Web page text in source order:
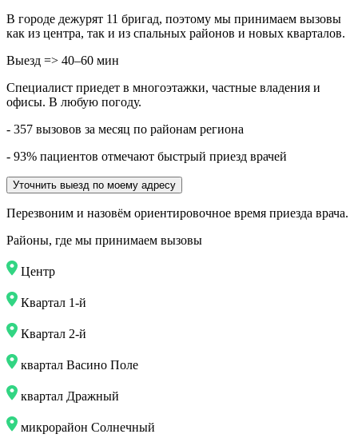
В городе дежурят 11 бригад, поэтому мы принимаем вызовы
как из центра, так и из спальных районов и новых кварталов.
Выезд => 40–60 мин
Специалист приедет в многоэтажки, частные владения и
офисы. В любую погоду.
- 357 вызовов за месяц по районам региона
- 93% пациентов отмечают быстрый приезд врачей
Уточнить выезд по моему адресу
Перезвоним и назовём ориентировочное время приезда врача.
Районы, где мы принимаем вызовы
Центр
Квартал 1-й
Квартал 2-й
квартал Васино Поле
квартал Дражный
микрорайон Солнечный